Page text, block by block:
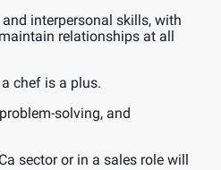
interpersonal skills, with
relationships at all
chef is a plus.
solving, and
sector or in a sales role will